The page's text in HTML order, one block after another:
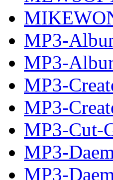
MP3-
MP3-
MP3-
MP3-
MP3-Cut-
MP3-
MP3-